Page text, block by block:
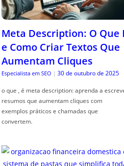
Meta Description: O Que
e Como Criar Textos Que
Aumentam Cliques
Especialista em SEO | 30 de outubro de 2025
o que , é meta description: aprenda a
resumos que aumentam cliques com
exemplos práticos e chamadas que
convertem.